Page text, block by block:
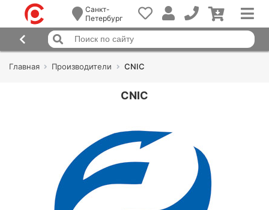
Санкт-
Петербург
Главная Производители CNIC
CNIC